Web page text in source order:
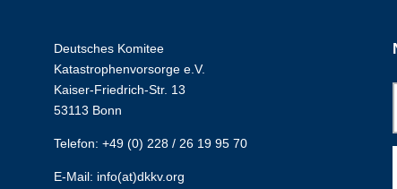
Deutsches Komitee
Katastrophenvorsorge e.V.
Kaiser-Friedrich-Str. 13
53113 Bonn
Telefon: +49 (0) 228 / 26 19 95 70
E-Mail: info(at)dkkv.org